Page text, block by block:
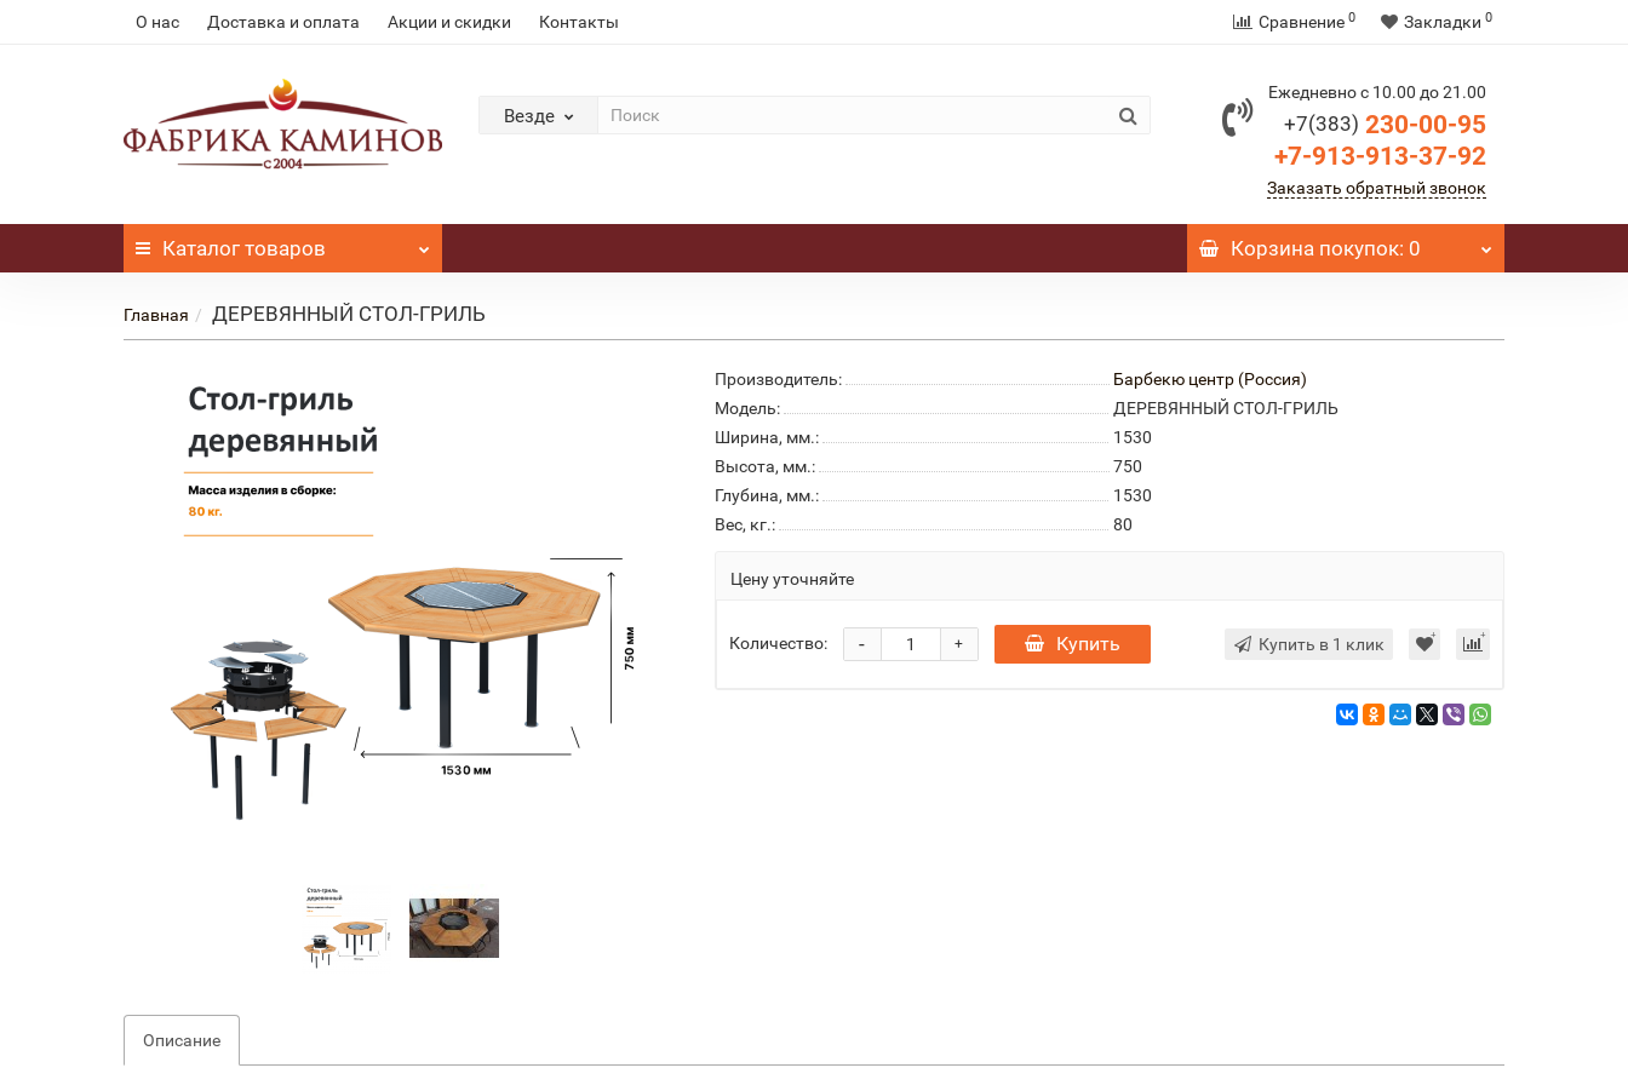
О нас Доставка и оплата Акции и скидки Контакты Сравнение 0 Закладки 0
Везде
Ежедневно с 10.00 до 21.00
+7(383) 230-00-95
+7-913-913-37-92
Заказать обратный звонок
Каталог товаров Корзинапокупок: 0
Главная ДЕРЕВЯННЫЙ СТОЛ-ГРИЛЬ
Производитель:
Барбекю центр (Россия)
Модель:
ДЕРЕВЯННЫЙ СТОЛ-ГРИЛЬ
Ширина, мм.:
1530
Высота, мм.:
750
Глубина, мм.:
1530
Вес, кг.:
80
Цену уточняйте
Количество: +
- Купить Купить в 1 клик
Описание